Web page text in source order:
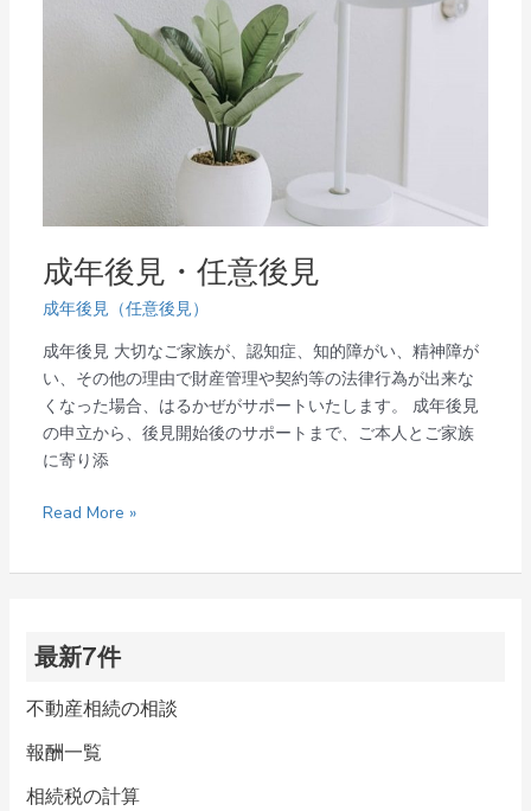
成年後見・任意後見
成年後見（任意後見）
成年後見 大切なご家族が、認知症、知的障がい、精神障が
い、その他の理由で財産管理や契約等の法律行為が出来な
くなった場合、はるかぜがサポートいたします。 成年後見
の申立から、後見開始後のサポートまで、ご本人とご家族
に寄り添
Read More »
最新7件
不動産相続の相談
報酬一覧
相続税の計算